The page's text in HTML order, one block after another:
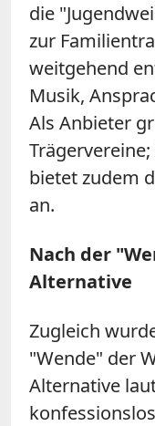
die
zur
weitgehend
Musik,
Als Anbieter
bietet zudem
an.
Nach der
Alternative
Zugleich
"Wende" der
Alternative